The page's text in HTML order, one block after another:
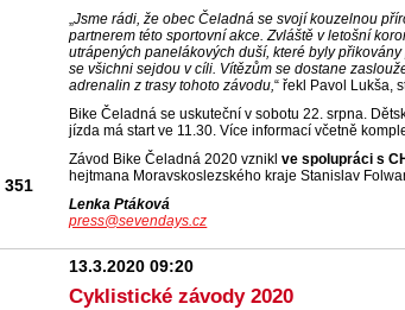
„Jsme rádi, že obec Čeladná se svojí kouzelnou
partnerem této sportovní akce. Zvláště v letošní
utrápených panelákových duší, které byly
se všichni sejdou v cíli. Vítězům se dostane
adrenalin z trasy tohoto závodu,“ řekl Pavol Lukša,
Bike Čeladná se uskuteční v sobotu 22. srpna.
jízda má start ve 11.30. Více informací včetně
Závod Bike Čeladná 2020 vzniklve spolupráci s
hejtmana Moravskoslezského kraje Stanislav
Lenka Ptáková
press@sevendays.cz
351
13.3.2020 09:20
Cyklistické závody 2020